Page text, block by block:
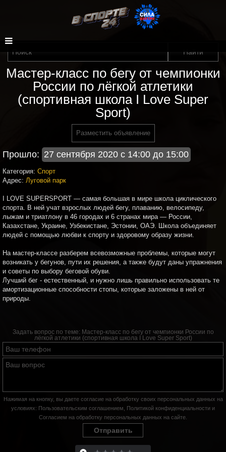
Мастер-класс по бегу от чемпионки
России по лёгкой атлетики
(спортивная школа I Love Super
Sport)
Разместить объявление
Прошло: 27 сентября 2020 с 14:00 до 15:00
Категория: Спорт
Адрес: Луговой парк
I LOVE SUPERSPORT — самая большая в мире школа циклического
спорта. В ней учат взрослых людей бегу, плаванию, велосипеду,
лыжам и триатлону в 46 городах и 6 странах мира — России,
Казахстане, Украине, Узбекистане, Эстонии, ОАЭ. Школа объединяет
людей с помощью любви к спорту и здоровому образу жизни.
На мастер-классе разберем всевозможные проблемы, которые могут
возникать у бегунов, пути их решения, а также будут даны упражнения
и советы по выбору беговой обуви.
Лучший бег - естественный, и нужно лишь правильно использовать те
амортизационные способности стопы, которые заложены в ней от
природы.
Задать вопрос по теме: Мастер-класс по бегу от чемпионки России по
лёгкой атлетики (спортивная школа I Love Super Sport)
Нажимая на кнопку, вы даете согласие на обработку своих персональных данных на
условиях: Пользовательским соглашением Политикой конфиденциальности и
Согласием на обработку персональных данных на сайте
Отправить